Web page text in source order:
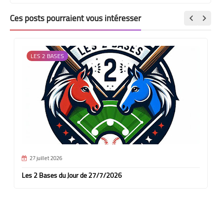
Ces posts pourraient vous intéresser
LES 2 BASES
27 juillet 2026
Les 2 Bases du Jour de 27/7/2026